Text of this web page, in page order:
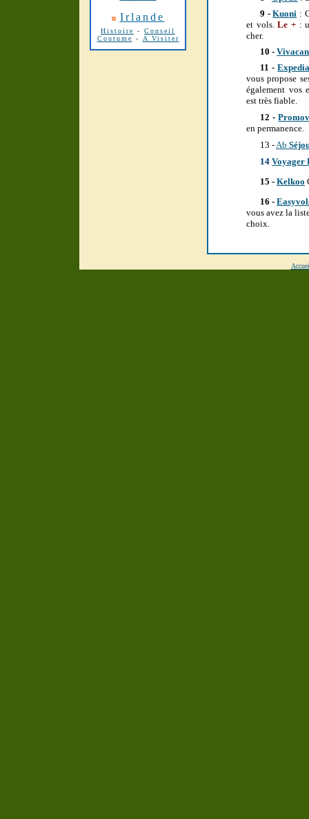
Irlande
Histoire - Conseil
Coutume
- A Visiter
9 -Kuoni :
et vols.Le + :
cher.
10 -
11 -
vous propose
également vos
est très fiable.
12 -
en permanence.
13 -Ab
14 Voyager
15 - Kelkoo
16 -
vous avez la
choix.